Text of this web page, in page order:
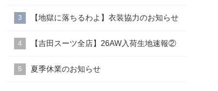
【地獄に落ちるわよ】衣装協力のお知らせ
【吉田スーツ全店】26AW入荷生地速報②
夏季休業のお知らせ